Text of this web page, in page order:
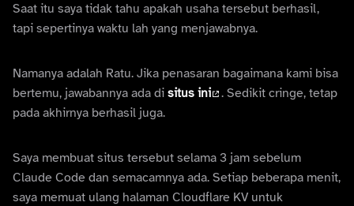
Saat itu saya tidak tahu apakah usaha tersebut berhasil,
tapi sepertinya waktu lah yang menjawabnya.
Namanya adalah Ratu. Jika penasaran bagaimana kami bisa
bertemu, jawabannya ada di situs ini
. Sedikit cringe, tetap
pada akhirnya berhasil juga.
Saya membuat situs tersebut selama 3 jam sebelum
Claude Code dan semacamnya ada. Setiap beberapa menit,
saya memuat ulang halaman Cloudflare KV untuk